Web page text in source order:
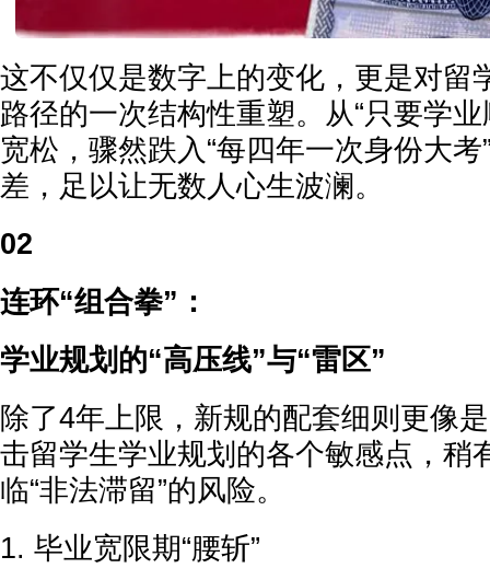
这不仅仅是数字上的变化，更是对留
路径的一次结构性重塑。从“只要学
宽松，骤然跌入“每四年一次身份大
差，足以让无数人心生波澜。
02
连环“组合拳”：
学业规划的“高压线”与“雷区”
除了4年上限，新规的配套细则更像
击留学生学业规划的各个敏感点，稍
临“非法滞留”的风险。
1. 毕业宽限期“腰斩”